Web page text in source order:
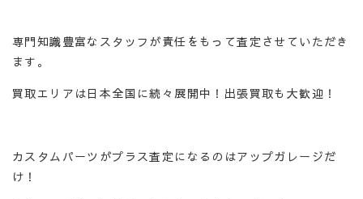
専門知識豊富なスタッフが責任をもって査定させていただき
ます。
買取エリアは日本全国に続々展開中！出張買取も大歓迎！
カスタムパーツがプラス査定になるのはアップガレージだ
け！